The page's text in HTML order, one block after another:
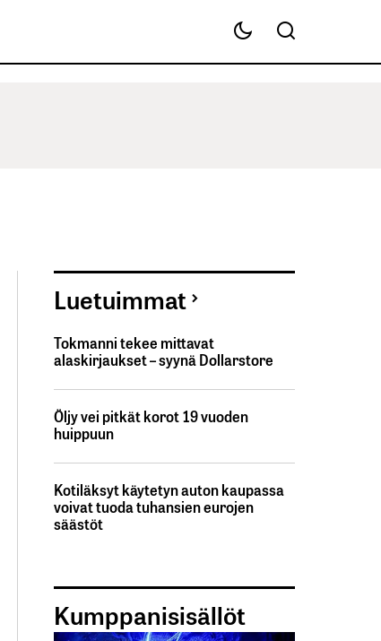
Luetuimmat
Tokmanni tekee mittavat
alaskirjaukset – syynä Dollarstore
Öljy vei pitkät korot 19 vuoden
huippuun
Kotiläksyt käytetyn auton kaupassa
voivat tuoda tuhansien eurojen
säästöt
Kumppanisisällöt